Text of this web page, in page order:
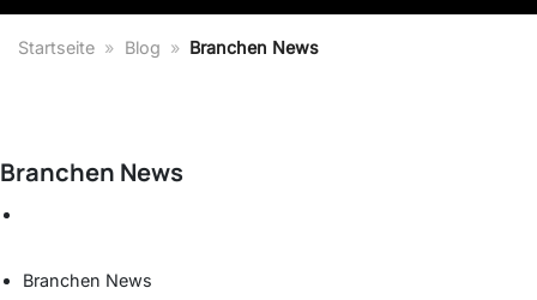
Startseite » Blog » Branchen News
Branchen News
Branchen News